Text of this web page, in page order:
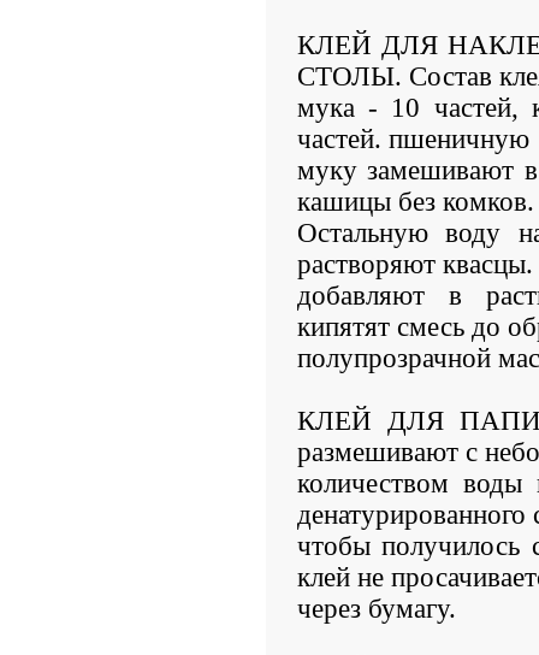
КЛЕЙ ДЛЯ
СТОЛЫ. Состав
мука - 10 частей,
частей. пшеничную
муку замешивают
кашицы без комков.
Остальную воду
растворяют
добавляют в
кипятят смесь до
полупрозрачной
КЛЕЙ ДЛЯ
размешивают с
количеством воды
денатурированного
чтобы получилось
клей не
через бумагу.